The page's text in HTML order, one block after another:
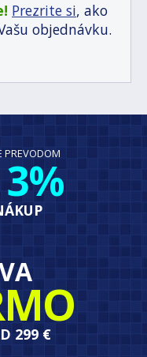
Prezrite si, ako
objednávku.
PREVODOM
3%
299 €